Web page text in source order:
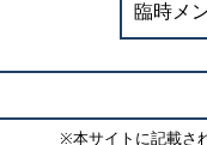
臨時メ
※本サイトに記載さ